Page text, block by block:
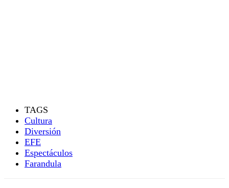
TAGS
Cultura
Diversión
EFE
Espectáculos
Farandula